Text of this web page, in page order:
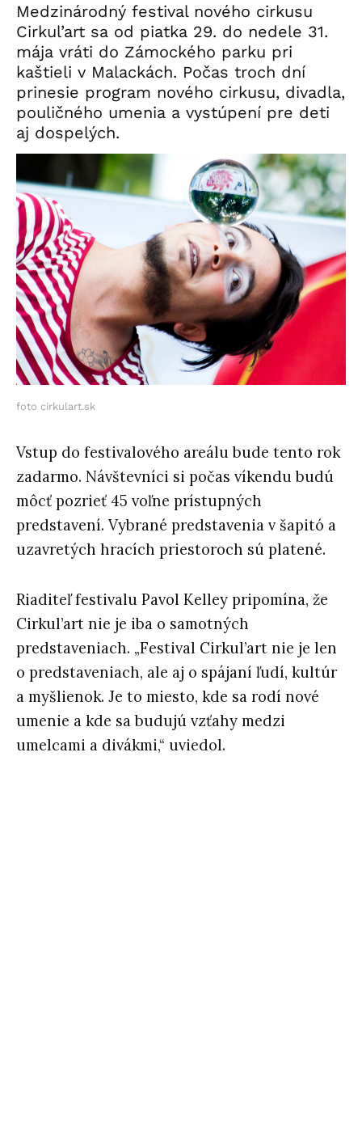
Medzinárodný festival nového cirkusu
Cirkul’art sa od piatka 29. do nedele 31.
mája vráti do Zámockého parku pri
kaštieli v Malackách. Počas troch dní
prinesie program nového cirkusu, divadla,
pouličného umenia a vystúpení pre deti
aj dospelých.
foto cirkulart.sk
Vstup do festivalového areálu bude tento rok
zadarmo. Návštevníci si počas víkendu budú
môcť pozrieť 45 voľne prístupných
predstavení. Vybrané predstavenia v šapitó a
uzavretých hracích priestoroch sú platené.
Riaditeľ festivalu Pavol Kelley pripomína, že
Cirkul’art nie je iba o samotných
predstaveniach. „Festival Cirkul’art nie je len
o predstaveniach, ale aj o spájaní ľudí, kultúr
a myšlienok. Je to miesto, kde sa rodí nové
umenie a kde sa budujú vzťahy medzi
umelcami a divákmi,“ uviedol.